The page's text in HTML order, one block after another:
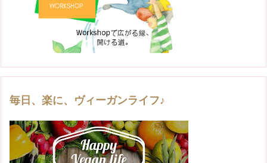
毎日、楽に、ヴィーガンライフ♪